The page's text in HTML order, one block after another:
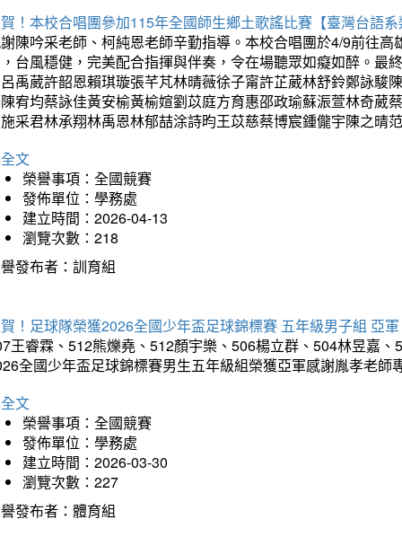
！本校合唱團參加115年全國師生鄉土歌謠比賽【臺灣台語
陳吟采老師、柯純恩老師辛勤指導。本校合唱團於4/9前往
台風穩健，完美配合指揮與伴奏，令在場聽眾如癡如醉。最
禹葳許韶恩賴琪璇張芊芃林晴薇徐子甯許芷葳林舒鈴鄭詠駿
宥均蔡詠佳黃安榆黃榆媗劉苡庭方育惠邵政瑜蘇浱萱林奇葳
采君林承翔林禹恩林郁喆涂詩昀王苡慈蔡博宸鍾儱宇陳之晴
文
榮譽事項：全國競賽
發佈單位：學務處
建立時間：2026-04-13
瀏覽次數：218
發布者：訓育組
！足球隊榮獲2026全國少年盃足球錦標賽 五年級男子組 亞軍
王睿霖、512熊爍堯、512顏宇樂、506楊立群、504林昱嘉
全國少年盃足球錦標賽男生五年級組榮獲亞軍感謝胤孝老師
文
榮譽事項：全國競賽
發佈單位：學務處
建立時間：2026-03-30
瀏覽次數：227
發布者：體育組